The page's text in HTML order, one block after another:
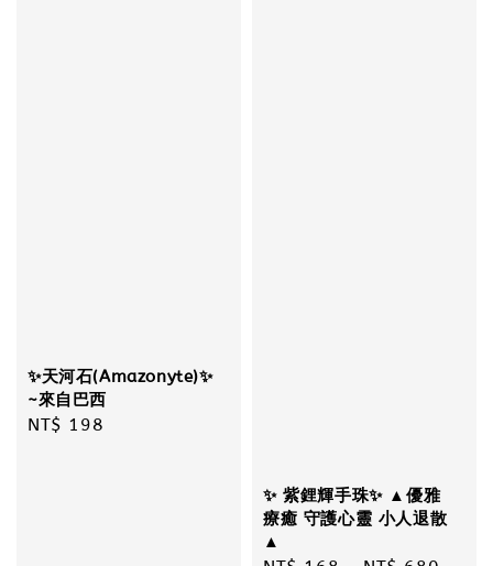
✨天河石(Amazonyte)✨
~來自巴西
Regular
NT$ 198
✨ 紫鋰輝手珠✨ ▲優雅
療癒 守護心靈 小人退散
▲